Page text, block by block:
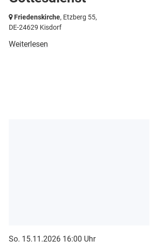
Friedenskirche, Etzberg 55,
DE-24629 Kisdorf
Weiterlesen
So. 15.11.2026 16:00 Uhr